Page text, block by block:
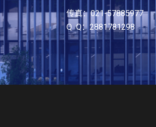
传真：021-57885977
Q Q：2881781298